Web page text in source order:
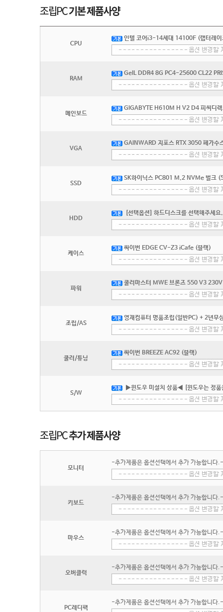
CPU
인텔 코어i3-14세대 14100F (랩터레
RAM
GeIL DDR4 8G PC4-25600 CL22
메인보드
GIGABYTE H610M H V2 D4 피씨디
VGA
GAINWARD 지포스 RTX 3050 페가수
SSD
SK하이닉스 PC801 M.2 NVMe 벌크
HDD
[선택옵션] 하드디스크를 선택해주세요.
케이스
싸이번 EDGE CV-Z3 iCafe (블랙)
파워
쿨러마스터 MWE 브론즈 550 V3
조립/AS
영재컴퓨터 명품조립(일반PC) + 2년무
쿨러/튜닝
싸이번 BREEZE AC92 (블랙)
S/W
▶윈도우 미설치 상품◀ [윈도우는 정
모니터
-추가제품은 옵션선택에서 추가 가능합니다.-
키보드
-추가제품은 옵션선택에서 추가 가능합니다.-
마우스
-추가제품은 옵션선택에서 추가 가능합니다.-
오버클럭
-추가제품은 옵션선택에서 추가 가능합니다.-
PC레디팩
-추가제품은 옵션선택에서 추가 가능합니다.-